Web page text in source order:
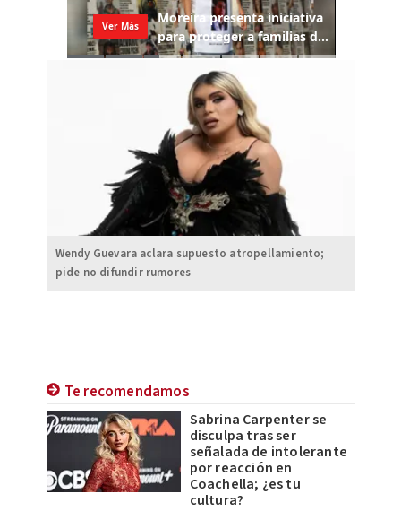
Wendy Guevara aclara supuesto atropellamiento;
pide no difundir rumores
Te recomendamos
Sabrina Carpenter se
disculpa tras ser
señalada de intolerante
por reacción en
Coachella; ¿es tu
cultura?